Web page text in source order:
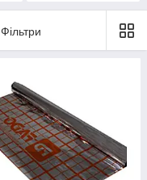
Фільтри